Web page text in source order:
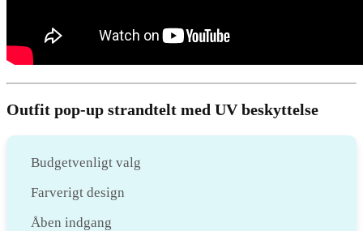
Outfit pop-up strandtelt med UV beskyttelse
Budgetvenligt valg
Farverigt design
Åben indgang